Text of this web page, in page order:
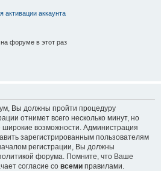
активации аккаунта
форуме в этот раз
Вы должны пройти процедуру
отнимет всего несколько минут, но
широкие возможности. Администрация
зарегистрированным пользователям
регистрации, Вы должны
форума. Помните, что Ваше
согласие со всеми правилами.